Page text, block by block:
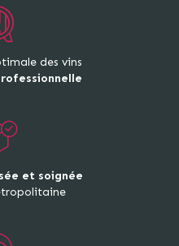
des vins
et soignée